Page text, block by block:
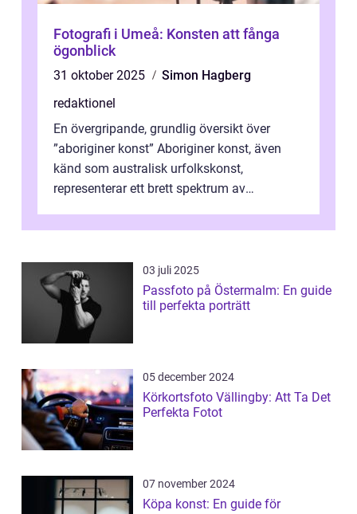
Fotografi i Umeå: Konsten att fånga
ögonblick
31 oktober 2025
Simon Hagberg
redaktionel
En övergripande, grundlig översikt över
”aboriginer konst” Aboriginer konst, även
känd som australisk urfolkskonst,
representerar ett brett spektrum av
03 juli 2025
Passfoto på Östermalm: En guide
till perfekta porträtt
05 december 2024
Körkortsfoto Vällingby: Att Ta Det
Perfekta Fotot
07 november 2024
Köpa konst: En guide för